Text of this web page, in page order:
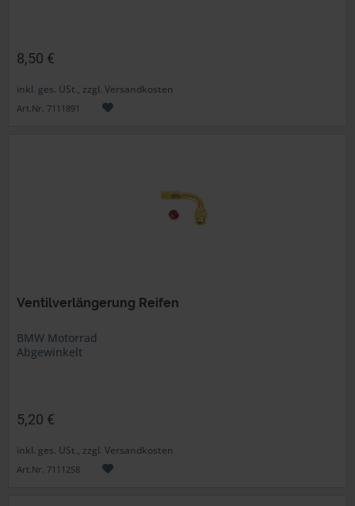
8,50 €
inkl. ges. USt., zzgl. Versandkosten
Art.Nr. 7111891
Ventilverlängerung Reifen
BMW Motorrad
Abgewinkelt
5,20 €
inkl. ges. USt., zzgl. Versandkosten
Art.Nr. 7111258